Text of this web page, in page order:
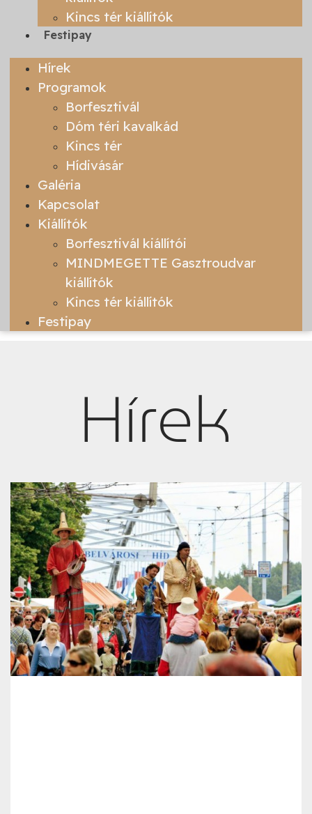
Kincs tér kiállítók
Festipay
Hírek
Programok
Borfesztivál
Dóm téri kavalkád
Kincs tér
Hídivásár
Galéria
Kapcsolat
Kiállítók
Borfesztivál kiállítói
MINDMEGETTE Gasztroudvar
kiállítók
Kincs tér kiállítók
Festipay
Hírek